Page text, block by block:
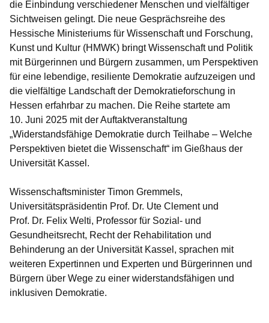
die Einbindung verschiedener Menschen und vielfältiger
Sichtweisen gelingt. Die neue Gesprächsreihe des
Hessische Ministeriums für Wissenschaft und Forschung,
Kunst und Kultur (HMWK) bringt Wissenschaft und Politik
mit Bürgerinnen und Bürgern zusammen, um Perspektiven
für eine lebendige, resiliente Demokratie aufzuzeigen und
die vielfältige Landschaft der Demokratieforschung in
Hessen erfahrbar zu machen. Die Reihe startete am
10. Juni 2025 mit der Auftaktveranstaltung
„Widerstandsfähige Demokratie durch Teilhabe – Welche
Perspektiven bietet die Wissenschaft“ im Gießhaus der
Universität Kassel.
Wissenschaftsminister Timon Gremmels,
Universitätspräsidentin Prof. Dr. Ute Clement und
Prof. Dr. Felix Welti, Professor für Sozial- und
Gesundheitsrecht, Recht der Rehabilitation und
Behinderung an der Universität Kassel , sprachen mit
weiteren Expertinnen und Experten und Bürgerinnen und
Bürgern über Wege zu einer widerstandsfähigen und
inklusiven Demokratie.